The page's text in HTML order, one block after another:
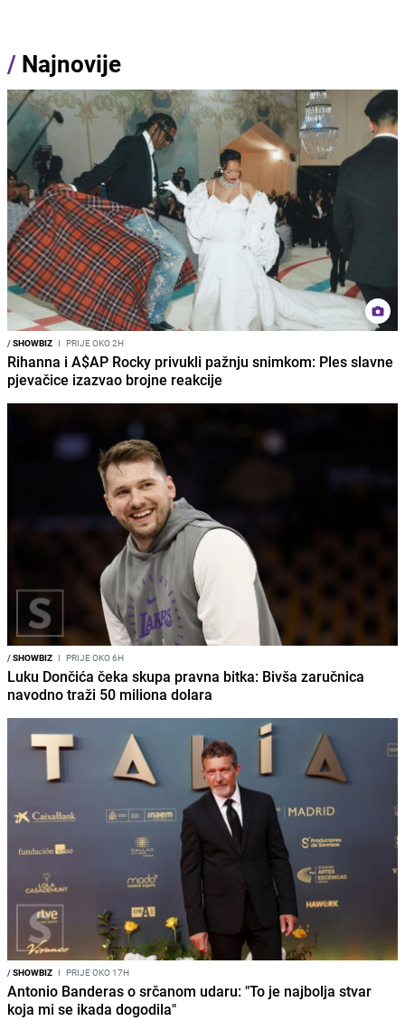
/ Najnovije
/SHOWBIZ I PRIJE OKO 2H
Rihanna i A$AP Rocky privukli pažnju snimkom: Ples slavne
pjevačice izazvao brojne reakcije
/SHOWBIZ I PRIJE OKO 6H
Luku Dončića čeka skupa pravna bitka: Bivša zaručnica
navodno traži 50 miliona dolara
/SHOWBIZ I PRIJE OKO 17H
Antonio Banderas o srčanom udaru: "To je najbolja stvar
koja mi se ikada dogodila"